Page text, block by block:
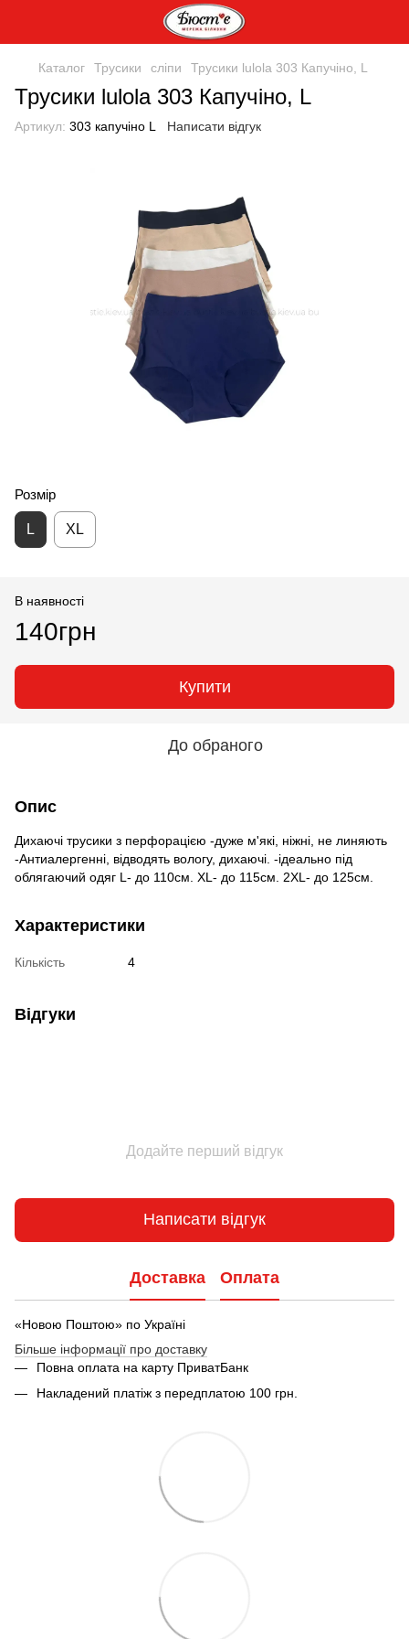
Каталог Трусики сліпи Трусики lulola 303 Капучіно, L
Трусики lulola 303 Капучіно, L
Артикул: 303 капучіно L Написати відгук
Розмір
L XL
В наявності
140грн
Купити
До обраного
Опис
Дихаючі трусики з перфорацією -дуже м'які, ніжні, не линяють
-Антиалергенні, відводять вологу, дихаючі. -ідеально під
облягаючий одяг L- до 110см. XL- до 115см. 2XL- до 125см.
Характеристики
Кількість 4
Відгуки
Додайте перший відгук
Написати відгук
Доставка Оплата
«Новою Поштою» по Україні
Більше інформації про доставку
Повна оплата на карту ПриватБанк
Накладений платіж з передплатою 100 грн.